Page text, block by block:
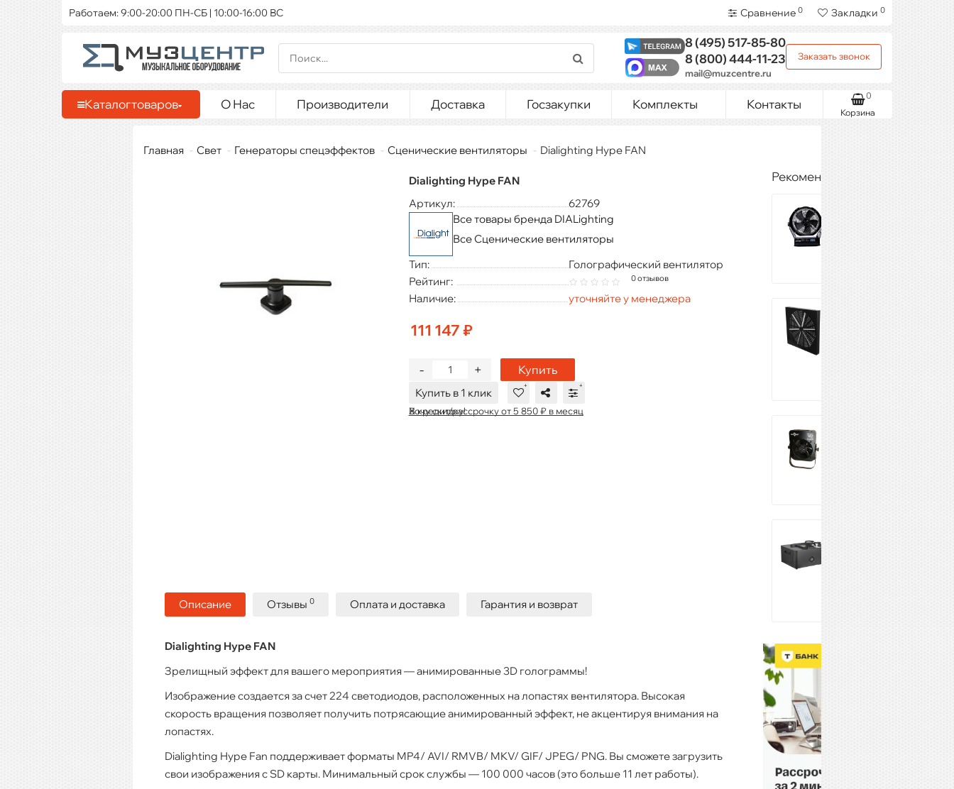
Работаем: 9:00-20:00 ПН-СБ | 10:00-16:00 ВС Сравнение 0 Закладки 0
8 (495)517-85-80
8 (800)444-11-23
mail@muzcentre.ru
Заказать звонок
Каталогтоваров О Нас Производители Доставка Госзакупки Комплекты Контакты
Корзина
0
Главная Свет Генераторы спецэффектов Сценические вентиляторы Dialighting Hype FAN
Dialighting Hype FAN
Артикул:
62769
Все товары бренда DIALighting
Все Сценические вентиляторы
Тип:
Голографический вентилятор
Рейтинг:
0 отзывов
Наличие: уточняйте у менеджера
111 147 ₽
+
- Купить
Купить в 1 клик
В кредит/рассрочку от 5 850 ₽ в месяц
Хочу скидку!
Описание Отзывы 0 Оплата и доставка Гарантия и возврат
Dialighting Hype FAN
Зрелищный эффект для вашего мероприятия — анимированные 3D голограммы!
Изображение создается за счет 224 светодиодов, расположенных на лопастях вентилятора. Высокая
скорость вращения позволяет получить потрясающие анимированный эффект, не акцентируя внимания на
лопастях.
Dialighting Hype Fan поддерживает форматы MP4/ AVI/ RMVB/ MKV/ GIF/ JPEG/ PNG. Вы сможете загрузить
свои изображения с SD карты. Минимальный срок службы — 100 000 часов (это больше 11 лет работы).
Рекомендуемые товары